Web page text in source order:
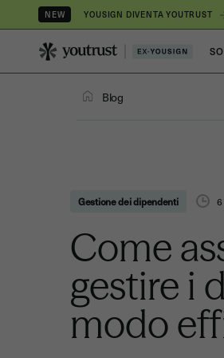
NEW YOUSIGN DIVENTA YOUTRUST
Blog
Gestione dei dipendenti 6
Come
gestire i
modo